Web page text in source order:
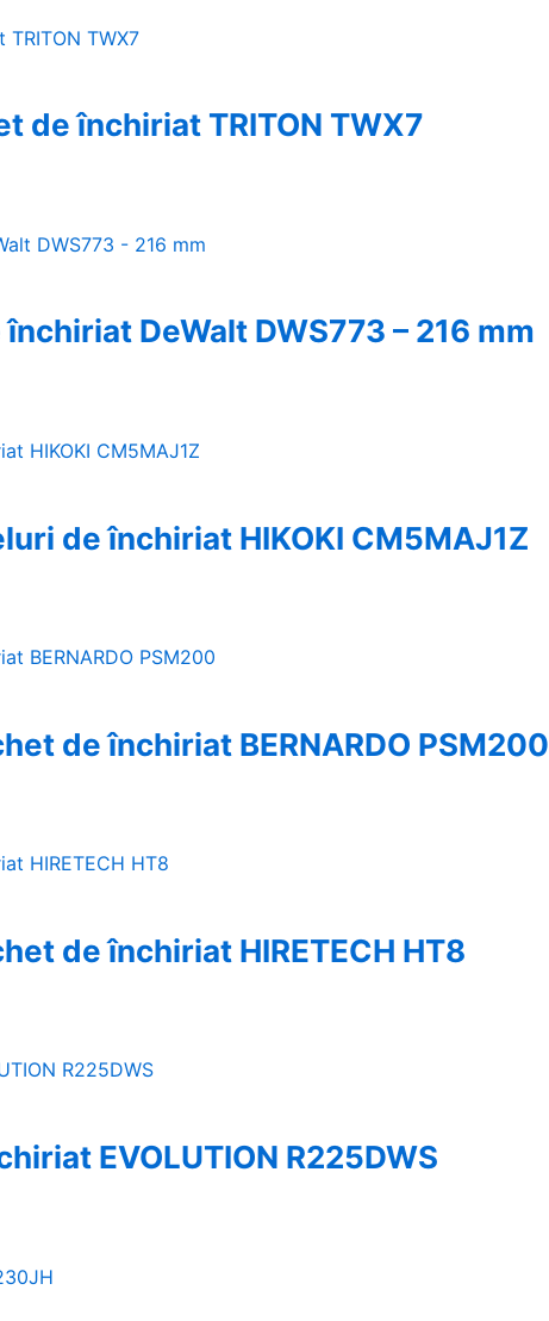
de închiriat TRITON TWX7
DeWalt DWS773 – 216 mm
de închiriat HIKOKI CM5MAJ1Z
de închiriat BERNARDO PSM200
de închiriat HIRETECH HT8
EVOLUTION R225DWS